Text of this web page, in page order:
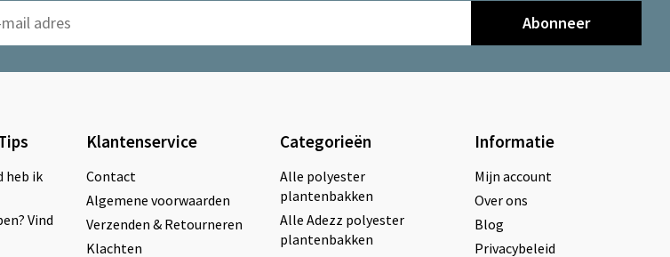
Abonneer
heb ik
Vind
Klantenservice
Contact
Algemene voorwaarden
Verzenden & Retourneren
Klachten
Categorieën
Alle polyester
plantenbakken
Alle Adezz polyester
plantenbakken
Informatie
Mijn account
Over ons
Blog
Privacybeleid